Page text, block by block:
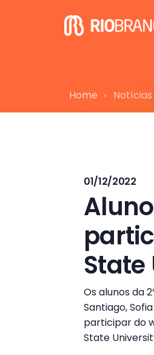
Home Notícias
01/12/2022
Os alunos da
Santiago,
participar do
State